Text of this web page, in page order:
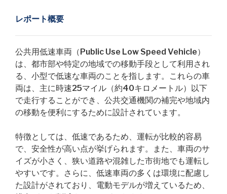
レポート概要
公共用低速車両（Public Use Low Speed Vehicle）
は、都市部や特定の地域での移動手段として利用され
る、小型で低速な車両のことを指します。これらの車
両は、主に時速25マイル（約40キロメートル）以下
で走行することができ、公共交通機関の補完や地域内
の移動を便利にするために設計されています。
特徴としては、低速であるため、運転が比較的容易
で、安全性が高い点が挙げられます。また、車両のサ
イズが小さく、狭い道路や混雑した市街地でも運転し
やすいです。さらに、低速車両の多くは環境に配慮し
た設計がされており、電動モデルが増えているため、